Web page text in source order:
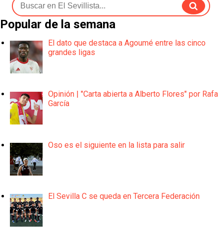
Popular de la semana
El dato que destaca a Agoumé entre las cinco
grandes ligas
Opinión | "Carta abierta a Alberto Flores" por Rafa
García
Oso es el siguiente en la lista para salir
El Sevilla C se queda en Tercera Federación